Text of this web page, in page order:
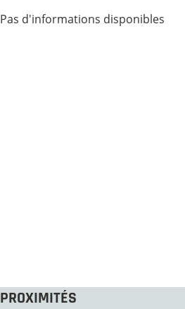
Pas d'informations disponibles
PROXIMITÉS